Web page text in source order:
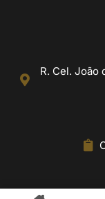
R. Cel. João